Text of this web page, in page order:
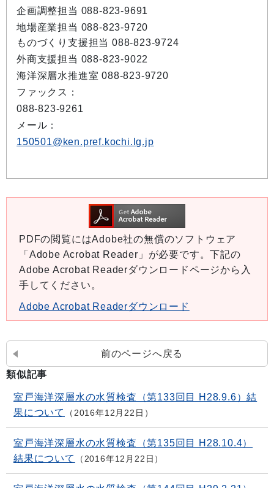
企画調整担当 088-823-9691
地場産業担当 088-823-9720
ものづくり支援担当 088-823-9724
外商支援担当 088-823-9022
海洋深層水推進室 088-823-9720
ファックス：
088-823-9261
メール：
150501@ken.pref.kochi.lg.jp
PDFの閲覧にはAdobe社の無償のソフトウェア
「Adobe Acrobat Reader」が必要です。下記の
Adobe Acrobat Readerダウンロードページから入
手してください。
Adobe Acrobat Readerダウンロード
前のページへ戻る
類似記事
室戸海洋深層水の水質検査（第133回目 H28.9.6）結
果について
2016年12月22日
室戸海洋深層水の水質検査（第135回目 H28.10.4）
結果について
2016年12月22日